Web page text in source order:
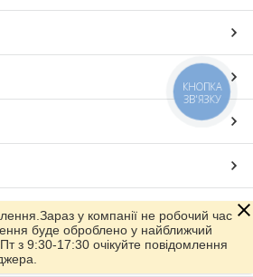
у компанії не робочий час
буде оброблено у найближчий
з 9:30-17:30 очікуйте повідомлення
КНОПКА
ЗВ'ЯЗКУ